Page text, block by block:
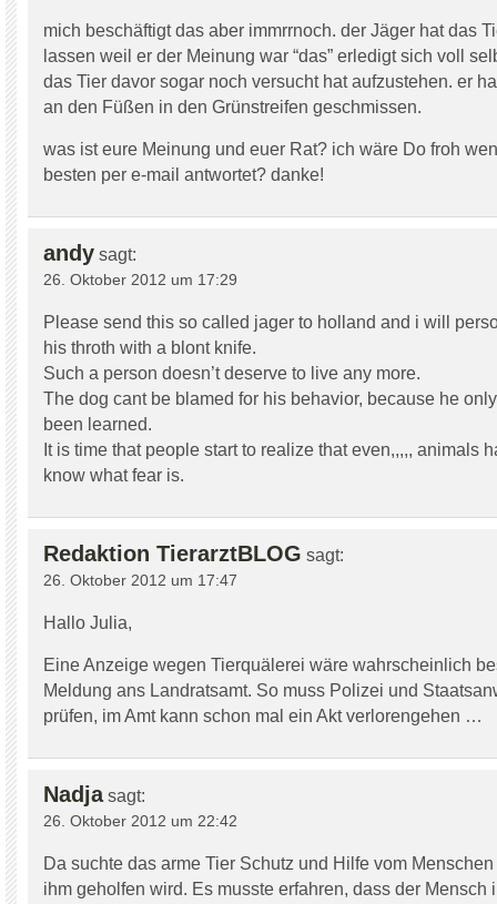
mich beschäftigt das aber immrrnoch. der Jäger hat das
lassen weil er der Meinung war “das” erledigt sich voll
das Tier davor sogar noch versucht hat aufzustehen. er
an den Füßen in den Grünstreifen geschmissen.
was ist eure Meinung und euer Rat? ich wäre Do froh
besten per e-mail antwortet? danke!
andy sagt:
26. Oktober 2012 um 17:29
Please send this so called jager to holland and i will
his throth with a blont knife.
Such a person doesn’t deserve to live any more.
The dog cant be blamed for his behavior, because he
been learned.
It is time that people start to realize that even,,,,, animals
know what fear is.
Redaktion TierarztBLOG sagt:
26. Oktober 2012 um 17:47
Hallo Julia,
Eine Anzeige wegen Tierquälerei wäre wahrscheinlich
Meldung ans Landratsamt. So muss Polizei und
prüfen, im Amt kann schon mal ein Akt verlorengehen …
Nadja sagt:
26. Oktober 2012 um 22:42
Da suchte das arme Tier Schutz und Hilfe vom
ihm geholfen wird. Es musste erfahren, dass der Mensch